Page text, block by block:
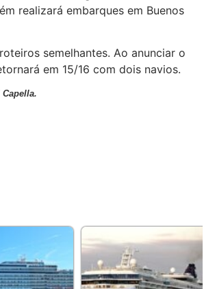
realizará embarques em Buenos
semelhantes. Ao anunciar o
em 15/16 com dois navios.